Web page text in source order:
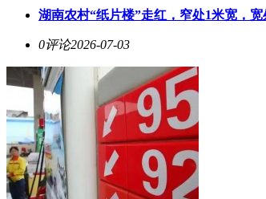
湖南农村“纸片楼”走红，窄处1米宽，宽
0评论2026-07-03